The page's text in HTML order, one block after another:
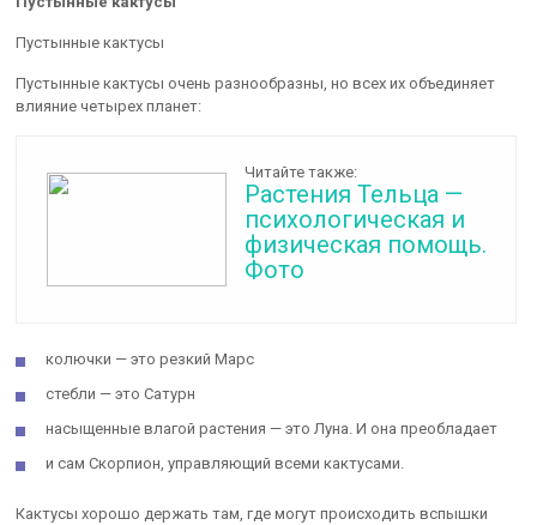
Пустынные кактусы
Пустынные кактусы очень разнообразны, но всех их объединяет
влияние четырех планет:
Читайте также:
Растения Тельца —
психологическая и
физическая помощь.
Фото
колючки — это резкий Марс
стебли — это Сатурн
насыщенные влагой растения — это Луна. И она преобладает
и сам Скорпион, управляющий всеми кактусами.
Кактусы хорошо держать там, где могут происходить вспышки